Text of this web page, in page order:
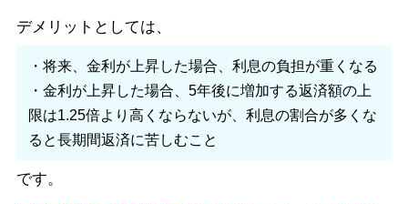
デメリットとしては、
・将来、金利が上昇した場合、利息の負担が重くなる
・金利が上昇した場合、5年後に増加する返済額の上
限は1.25倍より高くならないが、利息の割合が多くな
ると長期間返済に苦しむこと
です。